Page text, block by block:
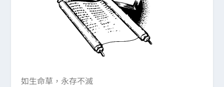
如生命草，永存不滅